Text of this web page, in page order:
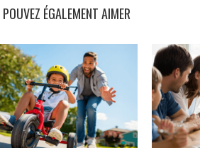
ÉGALEMENT AIMER